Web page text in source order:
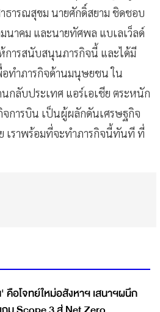
าธารณสุขม นายศักดิ์สยาม ชิดชอบ
มนาคม และนายทัศพล แบเลเว็ลด์
การสนับสนุนภารกิจนี้ และได้มี
อทำภารกิจด้านมนุษยชน ใน
กลับประเทศ แอร์เอเชีย ตระหนัก
การบิน เป็นผู้ผลักดันเศรษฐกิจ
เราพร้อมที่จะทำภารกิจนี้ทันที ที่
คือโจทย์ใหม่อสังหาฯ เสนาฯผนึก